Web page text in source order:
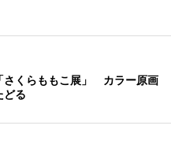
さくらももこ展」 カラー原画
どる